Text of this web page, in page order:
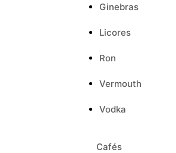
Ginebras
Licores
Ron
Vermouth
Vodka
Cafés